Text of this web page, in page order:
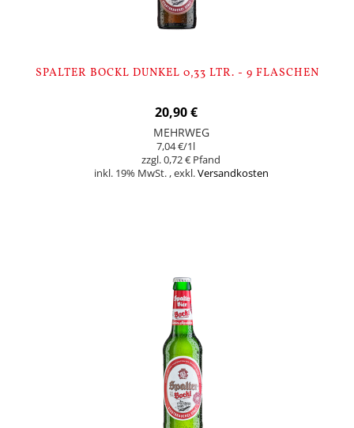
SPALTER BOCKL DUNKEL 0,33 LTR. - 9 FLASCHEN
20,90 €
MEHRWEG
7,04 €/1l
0,72 €
inkl. 19% MwSt. ,exkl.Versandkosten